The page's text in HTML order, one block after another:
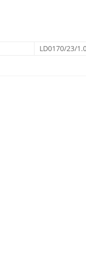
LD0170/23/